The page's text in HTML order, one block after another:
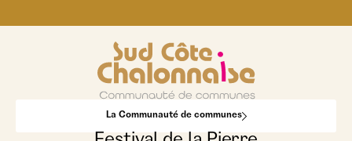
La Communauté de communes